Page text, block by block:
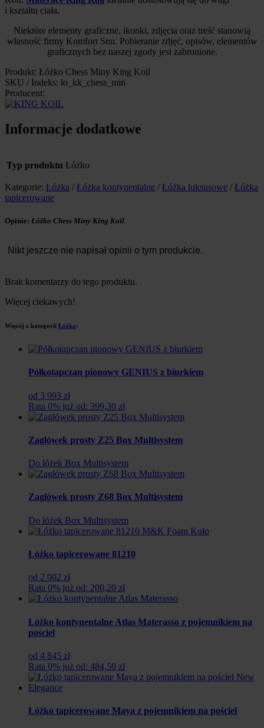
i kształtu ciała.
Niektóre elementy graficzne, ikonki, zdjęcia oraz treść stanowią
własność firmy Komfort Snu. Pobieranie zdjęć, opisów, elementów
graficznych bez naszej zgody jest zabronione.
Produkt: Łóżko Chess Miny King Koil
SKU / Indeks: ło_kk_chess_min
Producent:
Informacje dodatkowe
Typ produktu Łóżko
Kategorie: Łóżka / Łóżka kontynentalne / Łóżka luksusowe / Łóżka
tapicerowane
Opinie: Łóżko Chess Miny King Koil
Nikt jeszcze nie napisał opinii o tym produkcie.
Brak komentarzy do tego produktu.
Więcej ciekawych!
Więcej z kategorii Łóżka:
Półkotapczan pionowy GENIUS z biurkiem
od 3 993 zł
Rata 0% już od: 399,30 zł
Zagłówek prosty Z25 Box Multisystem
Do łóżek Box Multisystem
Zagłówek prosty Z68 Box Multisystem
Do łóżek Box Multisystem
Łóżko tapicerowane 81210
od 2 002 zł
Rata 0% już od: 200,20 zł
Łóżko kontynentalne Atlas Materasso z pojemnikiem na
pościel
od 4 845 zł
Rata 0% już od: 484,50 zł
Łóżko tapicerowane Maya z pojemnikiem na pościel